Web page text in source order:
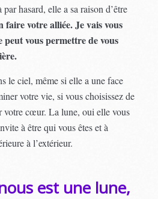
hasard, elle a sa raison d’être
faire votre alliée. Je vais vous
vous permettre de vous
le ciel, même si elle a une face
votre vie, si vous choisissez de
votre cœur. La lune, oui elle vous
à être qui vous êtes et à
à l’extérieur.
est une lune,